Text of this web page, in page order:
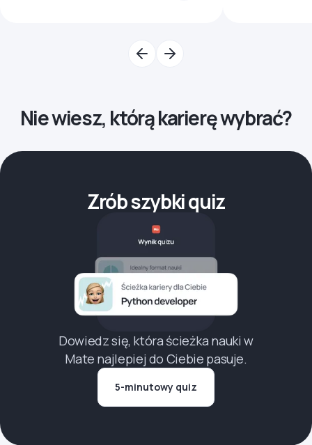
Nie wiesz, którą karierę wybrać?
Zrób szybki quiz
Dowiedz się, która ścieżka nauki w
Mate najlepiej do Ciebie pasuje.
5-minutowy quiz